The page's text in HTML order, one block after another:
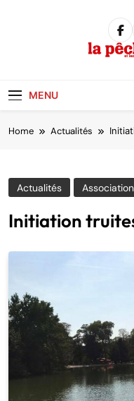
MENU
Home Actualités
Actualités
Initiation